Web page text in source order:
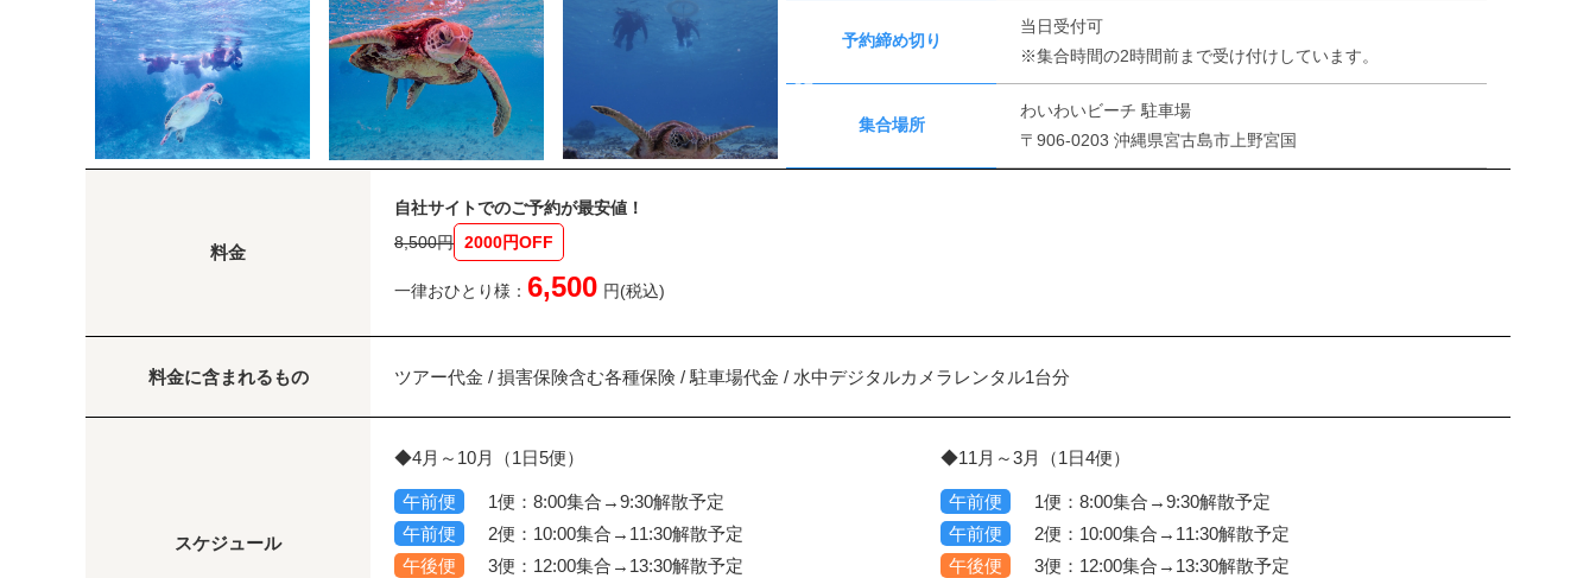
予約締め切り
当日受付可
※集合時間の2時間前まで受け付けしています。
集合場所
わいわいビーチ 駐車場
〒906-0203 沖縄県宮古島市上野宮国
料金
自社サイトでのご予約が最安値！
8,500円 2000円OFF
一律おひとり様： 6,500 円(税込)
料金に含まれるもの ツアー代金 / 損害保険含む各種保険 / 駐車場代金 / 水中デジタルカメラレンタル1台分
スケジュール
◆4月～10月（1日5便）
午前便
1便：8:00集合→9:30解散予定
午前便
2便：10:00集合→11:30解散予定
午後便
3便：12:00集合→13:30解散予定
◆11月～3月（1日4便）
午前便
1便：8:00集合→9:30解散予定
午前便
2便：10:00集合→11:30解散予定
午後便
3便：12:00集合→13:30解散予定